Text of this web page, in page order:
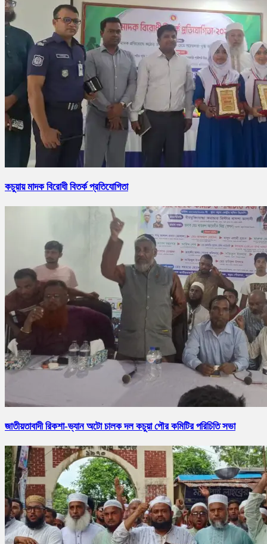
কচুয়ায় মাদক বিরোধী বিতর্ক প্রতিযোগিতা
জাতীয়তাবাদী রিকশা-ভ্যান অটো চালক দল কচুয়া পৌর কমিটির পরিচিতি সভা